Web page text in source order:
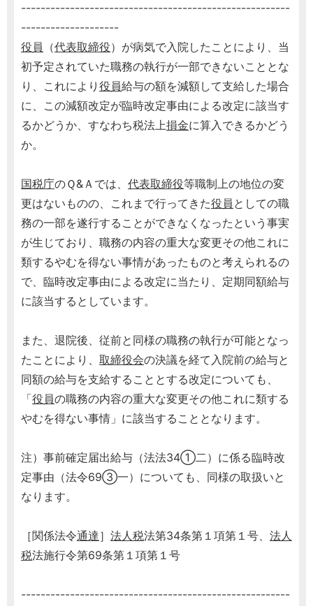
-------------------------------------------------------
--------------------
役員 （代表取締役）が病気で入院したことにより、当
初予定されていた職務の執行が一部できないこととな
り、これにより 役員給与の額を減額して支給した場合
に、この減額改定が臨時改定事由による改定に該当す
るかどうか、すなわち税法上損金に算入できるかどう
か。
国税庁のＱ&Ａでは、 代表取締役等職制上の地位の変
更はないものの、これまで行ってきた役員 としての職
務の一部を遂行することができなくなったという事実
が生じており、職務の内容の重大な変更その他これに
類するやむを得ない事情があったものと考えられるの
で、臨時改定事由による改定に当たり、定期同額給与
に該当するとしています。
また、退院後、従前と同様の職務の執行が可能となっ
たことにより、 取締役会の決議を経て入院前の給与と
同額の給与を支給することとする改定についても、
「役員の職務の内容の重大な変更その他これに類する
やむを得ない事情」に該当することとなります。
注）事前確定届出給与（法法34①二）に係る臨時改
定事由（法令69③一）についても、同様の取扱いと
なります。
［関係法令通達］ 法人税法第34条第１項第１号、 法人
税法施行令第69条第１項第１号
-------------------------------------------------------